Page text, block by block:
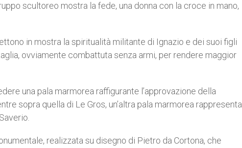
scultoreo mostra la fede, una donna con la croce in mano,
in mostra la spiritualità militante di Ignazio e dei suoi figli
ovviamente combattuta senza armi, per rendere maggior
una pala marmorea raffigurante l’approvazione della
sopra quella di Le Gros, un’altra pala marmorea rappresenta
realizzata su disegno di Pietro da Cortona, che